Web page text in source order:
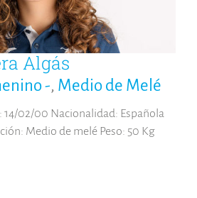
Algás
-, Medio de Melé
14/02/00 Nacionalidad: Española
Medio de melé Peso: 50 Kg